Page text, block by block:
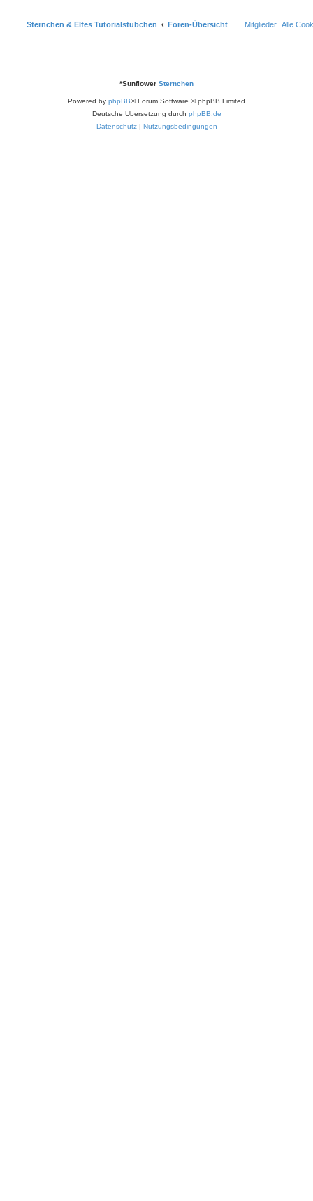
Sternchen & Elfes Tutorialstübchen Foren-Übersicht Alle
Mitglieder
*Sunflower Sternchen
Powered by phpBB® Forum Software © phpBB Limited
Deutsche Übersetzung durch phpBB.de
Datenschutz| Nutzungsbedingungen